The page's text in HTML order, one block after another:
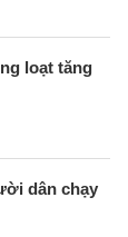
loạt tăng
dân chạy